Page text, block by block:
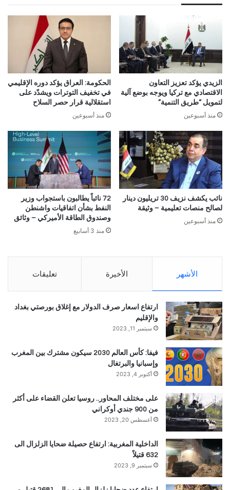
الزيدي يؤكد تعزيز التعاون
الاقتصادي مع تركيا ويوجه بوضع آلية
لتمويل “طريق التنمية”
منذ أسبوعين
الحكومة: العراق يؤكد دوره الإقليمي
في تخفيف التوترات ويشدّد على
استقلالية قرار حصر السلاح
منذ أسبوعين
نائب يكشف نزيف 30 تريليون دينار
لصالح منصات تعليمية – وثيقة
منذ أسبوعين
72 نائباً يطالبون باستجواب وزير
النفط بشأن اتفاقيات واشنطن
وصندوق الطاقة الأميركي – وثائق
منذ 3 أسابيع
الأشهر الأخيرة تعليقات
ارتفاع اسعار صرف الدولار مع إغلاق بورصتي بغداد
والإقليم
سبتمبر 11, 2023
فيفا: كأس العالم 2030 سيكون مشترك بين المغرب
وإسبانيا والبرتغال
أكتوبر 4, 2023
على مختلف المحاور.. روسيا تعلن القضاء على أكثر
من 900 جندي أوكراني
أغسطس 20, 2023
الداخلية المغربية: ارتفاع حصيلة ضحايا الزلزال الى
632 قتيلاً
سبتمبر 9, 2023